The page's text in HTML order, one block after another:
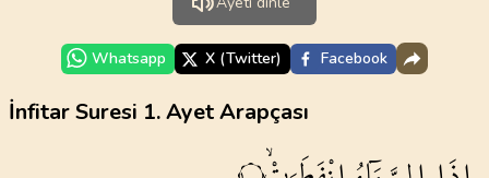
Whatsapp X (Twitter) Facebook
İnfitar Suresi 1. Ayet Arapçası